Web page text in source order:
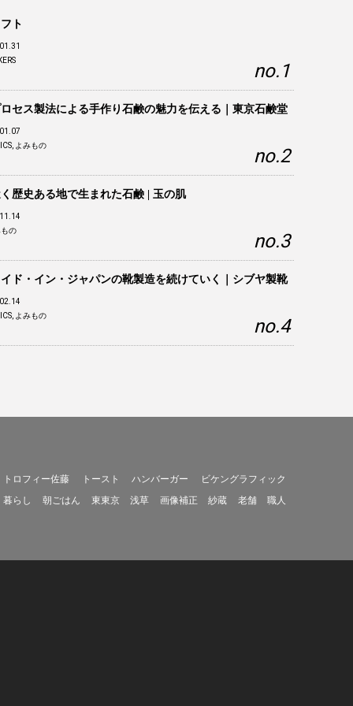
ト
セス製法による手作り石鹸の魅力を伝える｜東京石鹸堂
, よみもの
歴史ある地で生まれた石鹸 | 玉の肌
の
ド・イン・ジャパンの靴製造を続けていく｜シブヤ製靴
, よみもの
トロフィー佐藤 トースト ハンバーガー
ビケングラフィック
暮らし
朝ごはん 東東京 浅草 画像補正 紗蔵 老舗 職人